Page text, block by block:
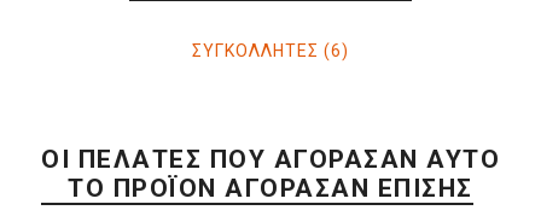
ΣΥΓΚΟΛΛΗΤΕΣ (6)
ΟΙ ΠΕΛΆΤΕΣ ΠΟΥ ΑΓΌΡΑΣΑΝ ΑΥΤΌ
ΤΟ ΠΡΟΪΌΝ ΑΓΌΡΑΣΑΝ ΕΠΊΣΗΣ